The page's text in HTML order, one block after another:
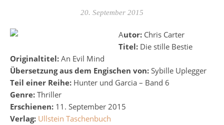
20. September 2015
Autor: Chris Carter
Titel: Die stille Bestie
Originaltitel: An Evil Mind
Übersetzung aus dem Engischen von: Sybille Uplegger
Teil einer Reihe: Hunter und Garcia – Band 6
Genre: Thriller
Erschienen: 11. September 2015
Verlag: Ullstein Taschenbuch